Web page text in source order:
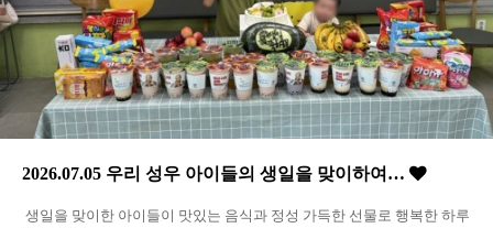
2026.07.05 우리 성우 아이들의 생일을 맞이하여…
생일을 맞이한 아이들이 맛있는 음식과 정성 가득한 선물로 행복한 하루